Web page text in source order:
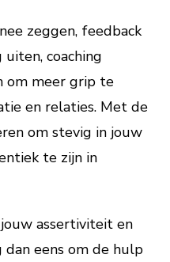
zeggen, feedback
coaching
om meer grip te
en relaties. Met de
om stevig in jouw
te zijn in
assertiviteit en
eens om de hulp